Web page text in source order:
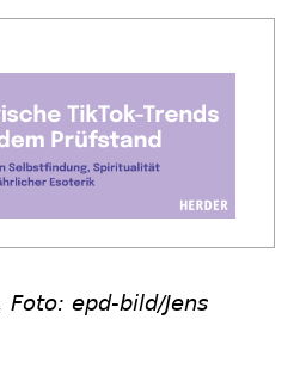
epd-bild/Jens